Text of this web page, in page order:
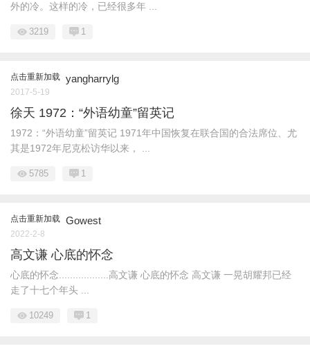
外的冷。这样的冷，已经很多年 ...
3219 1
点击重新加载 yangharrylg
2017-5-19
徐天 1972：“外语幼童”留英记
1972：“外语幼童”留英记 1971年中国恢复在联合国的合法席位、尤
其是1972年尼克松访华以来， ...
5785 1
点击重新加载 Gowest
2022-2-8
高文谦 心底的怀念
心底的怀念..................高文谦 心底的怀念 高文谦 一晃胡耀邦已经
走了十七个年头 ...
10249 1